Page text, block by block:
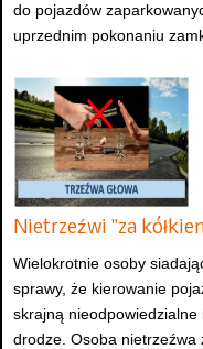
do pojazdów
uprzednim pokonaniu
Nietrzeźwi "za
Wielokrotnie osoby
sprawy, że kierowanie
skrajną
drodze. Osoba nietrzeźwa